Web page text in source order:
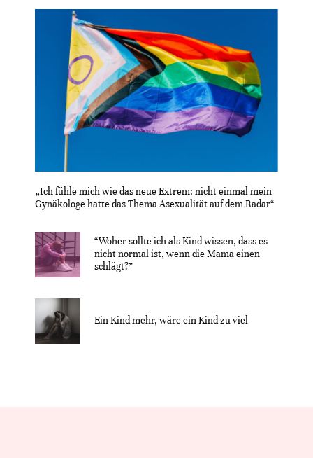
„Ich fühle mich wie das neue Extrem: nicht einmal mein
Gynäkologe hatte das Thema Asexualität auf dem Radar“
“Woher sollte ich als Kind wissen, dass es
nicht normal ist, wenn die Mama einen
schlägt?”
Ein Kind mehr, wäre ein Kind zu viel